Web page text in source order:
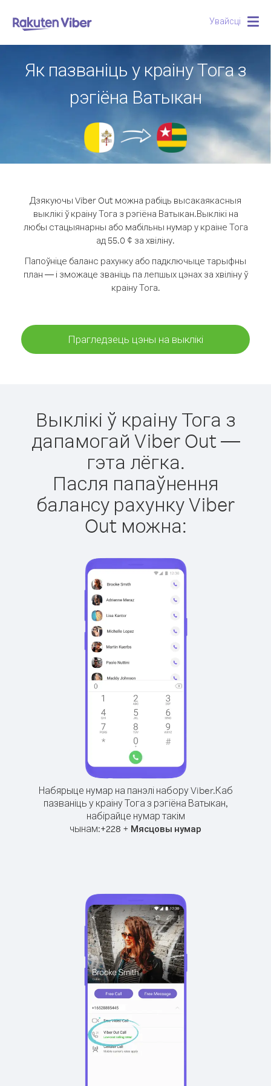
Увайсці
Як пазваніць у краіну Тога з
рэгіёна Ватыкан
Дзякуючы Viber Out можна рабіць высакаякасныя
выклікі ў краіну Тога з рэгіёна Ватыкан.Выклікі на
любы стацыянарны або мабільны нумар у краіне Тога
ад 55.0 ¢ за хвіліну.
Папоўніце баланс рахунку або падключыце тарыфны
план — і зможаце званіць па лепшых цэнах за хвіліну ў
краіну Тога.
Прагледзець цэны на выклікі
Выклікі ў краіну Тога з
дапамогай Viber Out —
гэта лёгка.
Пасля папаўнення
балансу рахунку Viber
Out можна:
Набярыце нумар на панэлі набору Viber.Каб
пазваніць у краіну Тога з рэгіёна Ватыкан,
набірайце нумар такім
чынам:+228 + Мясцовы нумар